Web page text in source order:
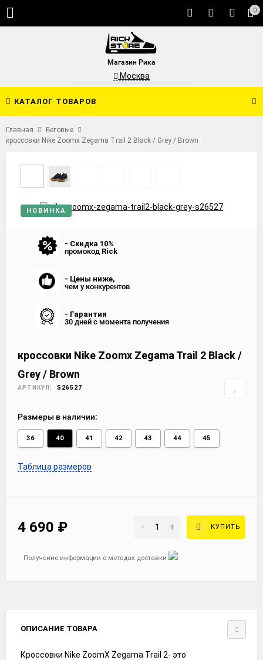
0
Магазин Рика
Москва
КАТАЛОГ ТОВАРОВ
Главная
Беговые
кроссовки Nike Zoomx Zegama Trail 2 Black / Grey / Brown
НОВИНКА
- Скидка 10%
промокод Rick
- Цены ниже,
чем у конкурентов
- Гарантия
30 дней с момента получения
кроссовки Nike Zoomx Zegama Trail 2 Black /
Grey / Brown
АРТИКУЛ: S26527
Размеры в наличии:
36 40 41 42 43 44 45
Таблица размеров
4 690 ₽ - + КУПИТЬ
Получение информации о методах доставки
ОПИСАНИЕ ТОВАРА
Кроссовки Nike ZoomX Zegama Trail 2- это